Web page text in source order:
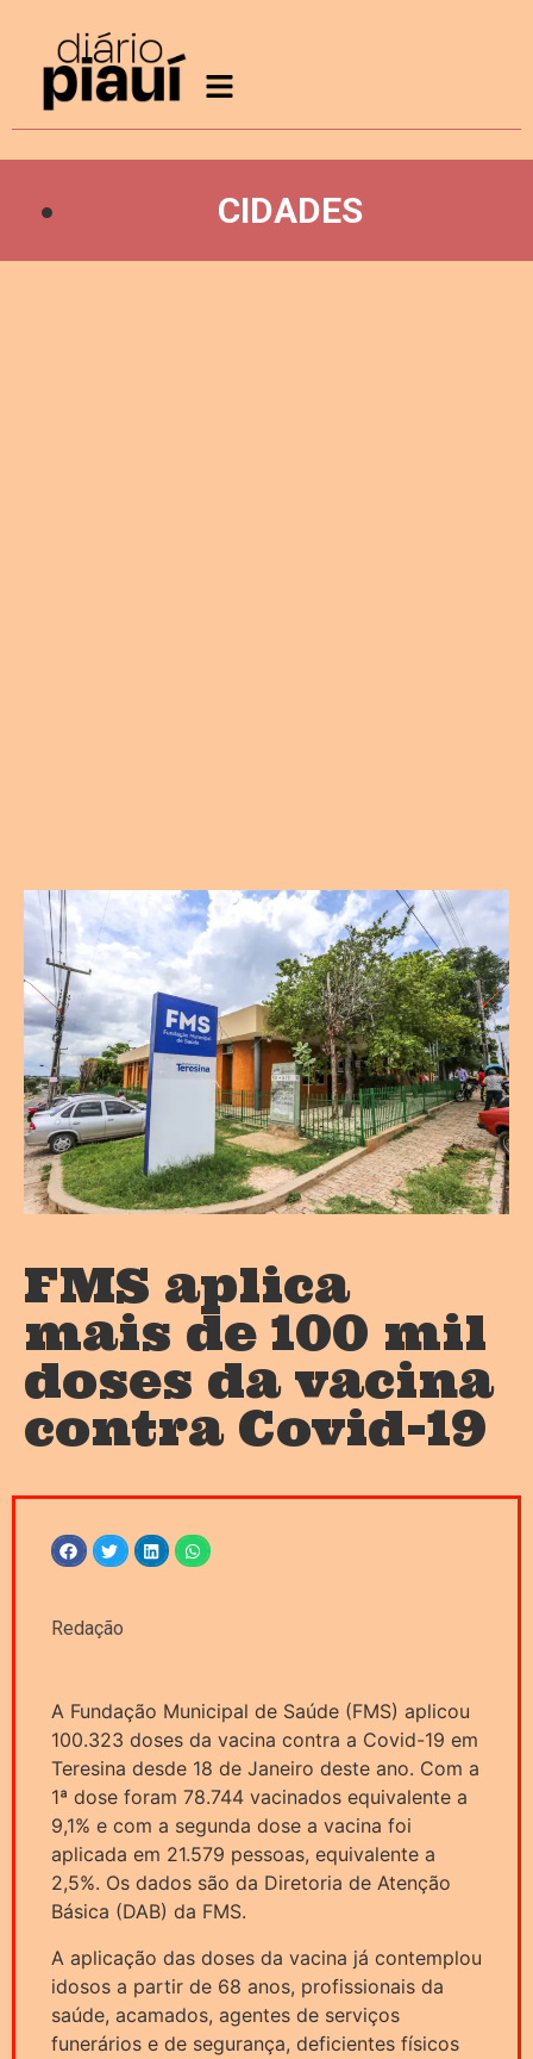
CIDADES
FMS aplica
mais de 100 mil
doses da vacina
contra Covid-19
Redação
A Fundação Municipal de Saúde (FMS) aplicou
100.323 doses da vacina contra a Covid-19 em
Teresina desde 18 de Janeiro deste ano. Com a
1ª dose foram 78.744 vacinados equivalente a
9,1% e com a segunda dose a vacina foi
aplicada em 21.579 pessoas, equivalente a
2,5%. Os dados são da Diretoria de Atenção
Básica (DAB) da FMS.
A aplicação das doses da vacina já contemplou
idosos a partir de 68 anos, profissionais da
saúde, acamados, agentes de serviços
funerários e de segurança, deficientes físicos